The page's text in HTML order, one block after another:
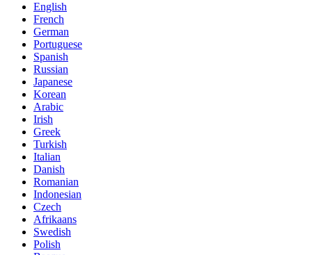
English
French
German
Portuguese
Spanish
Russian
Japanese
Korean
Arabic
Irish
Greek
Turkish
Italian
Danish
Romanian
Indonesian
Czech
Afrikaans
Swedish
Polish